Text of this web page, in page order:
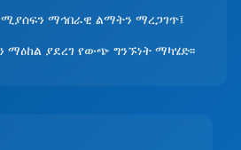
ማኅበራዊ ልማትን ማረጋገጥ፤
ማዕከል ያደረገ የውጭ ግንኙነት ማካሄድ፡፡